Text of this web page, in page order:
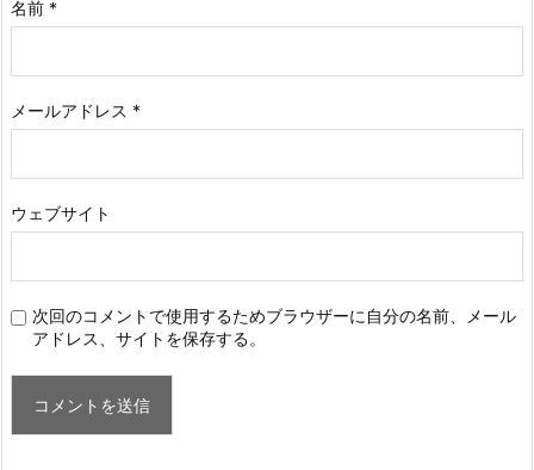
名前 *
メールアドレス *
ウェブサイト
次回のコメントで使用するためブラウザーに自分の名前、メール
アドレス、サイトを保存する。